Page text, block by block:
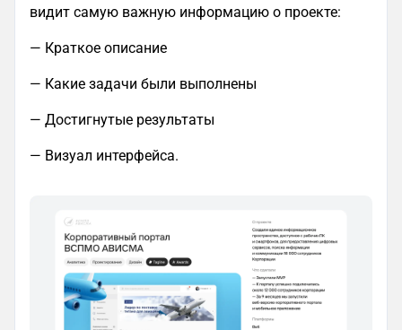
видит самую важную информацию о проекте:
— Краткое описание
— Какие задачи были выполнены
— Достигнутые результаты
— Визуал интерфейса.